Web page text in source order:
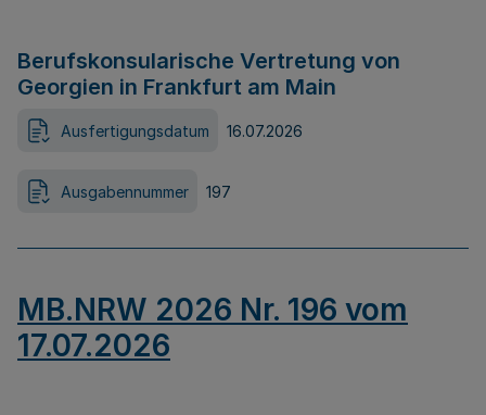
Berufskonsularische Vertretung von
Georgien in Frankfurt am Main
Ausfertigungsdatum 16.07.2026
Ausgabennummer 197
MB.NRW 2026 Nr. 196 vom
17.07.2026